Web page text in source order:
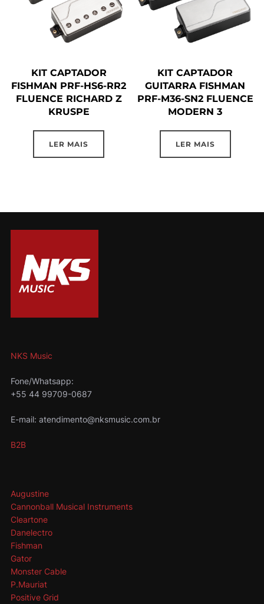
KIT CAPTADOR
FISHMAN PRF-HS6-RR2
FLUENCE RICHARD Z
KRUSPE
LER MAIS
KIT CAPTADOR
GUITARRA FISHMAN
PRF-M36-SN2 FLUENCE
MODERN 3
LER MAIS
NKS Music
Fone/Whatsapp:
+55 44 99709-0687
E-mail: atendimento@nksmusic.com.br
B2B
Augustine
Cannonball Musical Instruments
Cleartone
Danelectro
Fishman
Gator
Monster Cable
P.Mauriat
Positive Grid